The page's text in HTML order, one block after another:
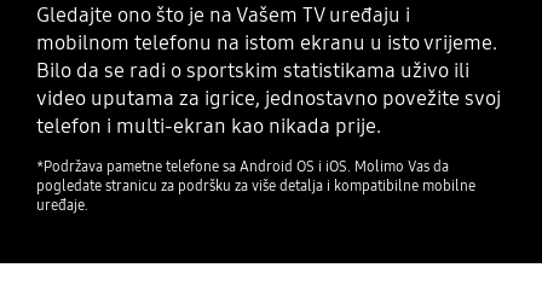
Gledajte ono što je na Vašem TV uređaju i
mobilnom telefonu na istom ekranu u isto vrijeme.
Bilo da se radi o sportskim statistikama uživo ili
video uputama za igrice, jednostavno povežite svoj
telefon i multi-ekran kao nikada prije.
*Podržava pametne telefone sa Android OS i iOS. Molimo Vas da
pogledate stranicu za podršku za više detalja i kompatibilne mobilne
uređaje.